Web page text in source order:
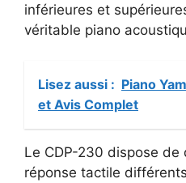
inférieures et
véritable piano
Lisez aussi : Piano
et Avis Complet
Le CDP-230 dispose
réponse tactile